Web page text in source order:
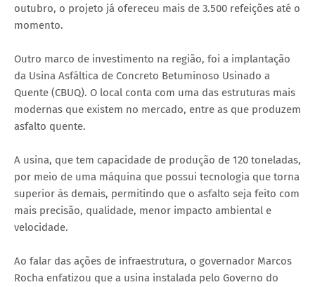
outubro, o projeto já ofereceu mais de 3.500 refeições até o
momento.
Outro marco de investimento na região, foi a implantação
da Usina Asfáltica de Concreto Betuminoso Usinado a
Quente (CBUQ). O local conta com uma das estruturas mais
modernas que existem no mercado, entre as que produzem
asfalto quente.
A usina, que tem capacidade de produção de 120 toneladas,
por meio de uma máquina que possui tecnologia que torna
superior às demais, permitindo que o asfalto seja feito com
mais precisão, qualidade, menor impacto ambiental e
velocidade.
Ao falar das ações de infraestrutura, o governador Marcos
Rocha enfatizou que a usina instalada pelo Governo do